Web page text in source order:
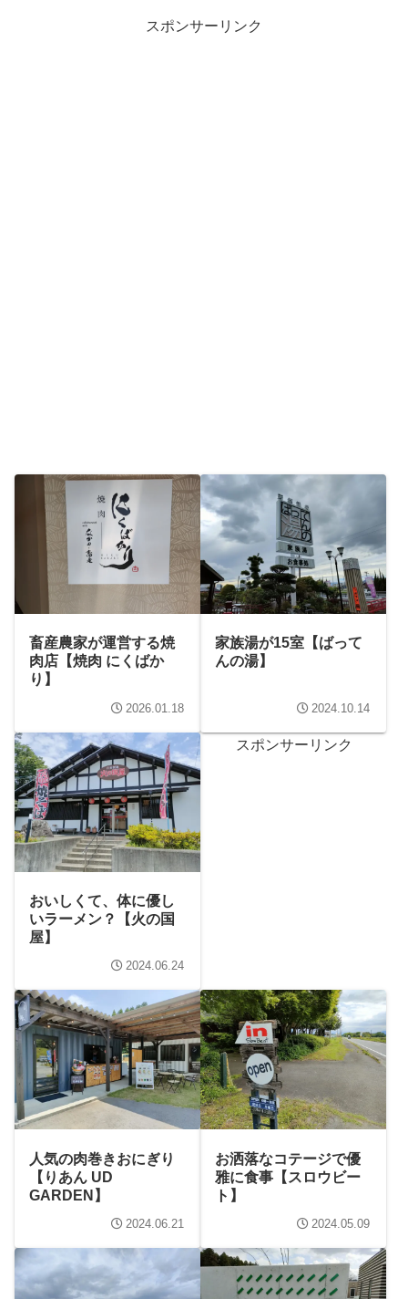
スポンサーリンク
畜産農家が運営する焼
肉店【焼肉 にくばか
り】
2026.01.18
家族湯が15室【ばって
んの湯】
2024.10.14
おいしくて、体に優し
いラーメン？【火の国
屋】
2024.06.24
スポンサーリンク
人気の肉巻きおにぎり
【りあん UD
GARDEN】
2024.06.21
お洒落なコテージで優
雅に食事【スロウビー
ト】
2024.05.09